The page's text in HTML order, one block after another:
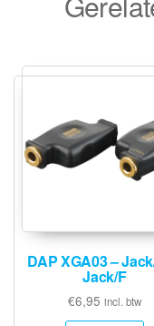
DAP XGA03 –
Jack/F
€6,95 incl. btw